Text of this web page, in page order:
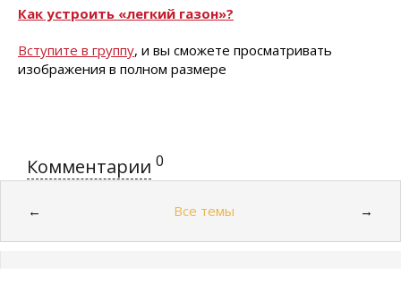
Как устроить «легкий газон»?
Вступите в группу, и вы сможете просматривать
изображения в полном размере
Комментарии 0
← Все темы →